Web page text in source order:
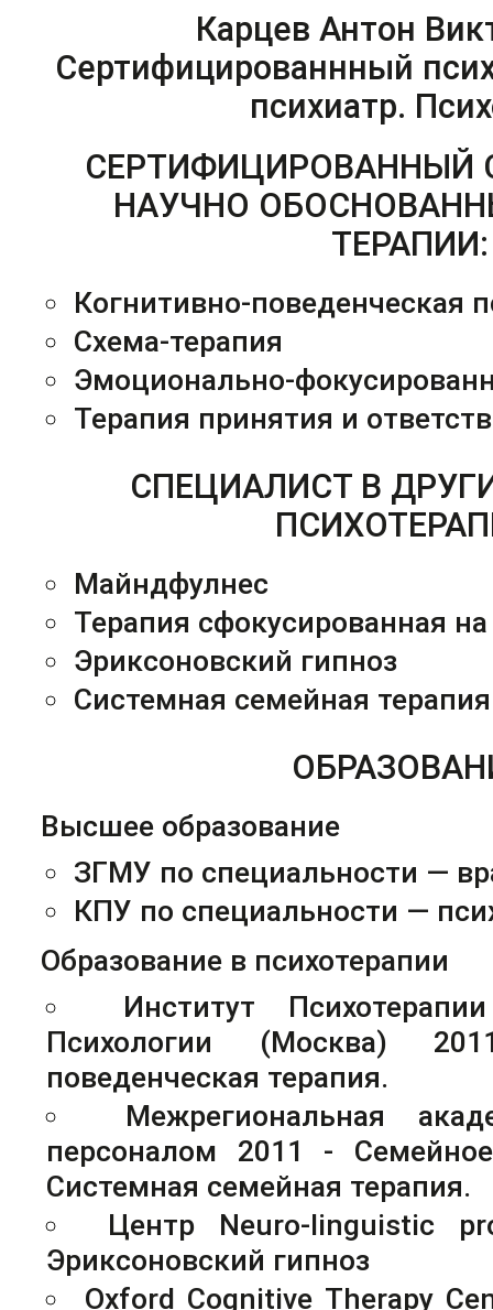
Карцев Антон
Сертифицированнный
психиатр.
СЕРТИФИЦИРОВАННЫЙ
НАУЧНО
ТЕРАПИИ:
Когнитивно-поведенческая
Cхема-терапия
Эмоционально-
Терапия принятия и
СПЕЦИАЛИСТ В
Майндфулнес
Терапия сфокусированная
Эриксоновский гипноз
Системная семейная терапия
Высшее образование
ЗГМУ по специальности —
КПУ по специальности —
Образование в психотерапии
Институт
Психологии (Москва)
поведенческая терапия.
Межрегиональная
персоналом 2011 - Семейное
Системная семейная терапия.
Центр Neuro-linguistic
Эриксоновский гипноз
Oxford Cognitive Therapy